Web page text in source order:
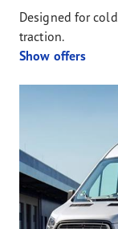
Designed for
traction.
Show offers